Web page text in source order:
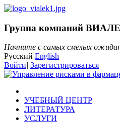
Группа компаний
Начните с самых смелых
Русский English
Войти| Зарегистрироваться
УЧЕБНЫЙ ЦЕНТР
ЛИТЕРАТУРА
УСЛУГИ